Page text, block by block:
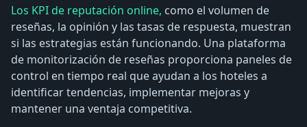
Los KPI de reputación online, como el volumen de
reseñas, la opinión y las tasas de respuesta, muestran
si las estrategias están funcionando. Una plataforma
de monitorización de reseñas proporciona paneles de
control en tiempo real que ayudan a los hoteles a
identificar tendencias, implementar mejoras y
mantener una ventaja competitiva.